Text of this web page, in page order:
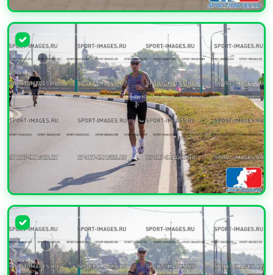
УВЕЛИЧИТЬ
УВЕЛИЧИТЬ